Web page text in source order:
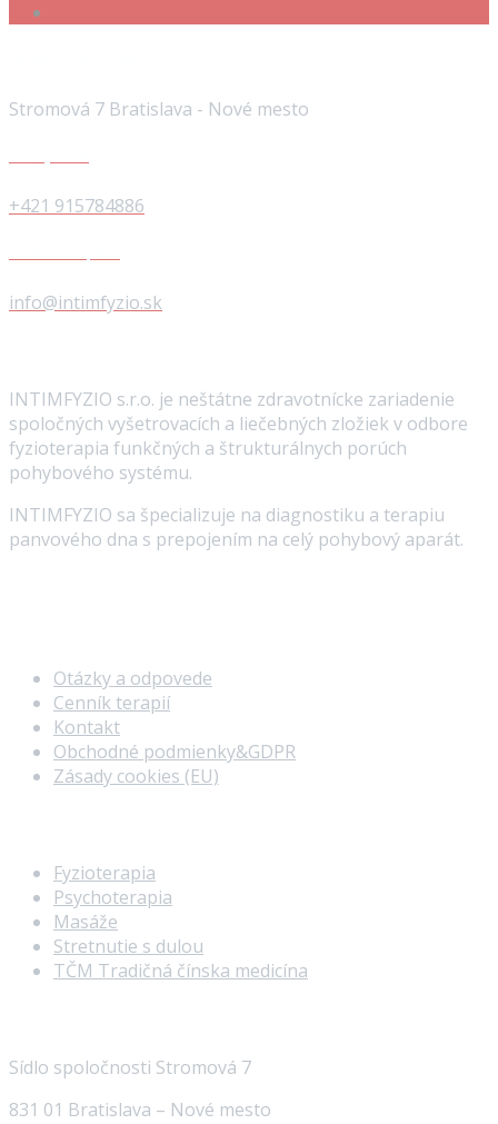
Stromová 7 Bratislava - Nové mesto
+421 915784886
info@intimfyzio.sk
INTIMFYZIO s.r.o. je neštátne zdravotnícke zariadenie
spoločných vyšetrovacích a liečebných zložiek v odbore
fyzioterapia funkčných a štrukturálnych porúch
pohybového systému.
INTIMFYZIO sa špecializuje na diagnostiku a terapiu
panvového dna s prepojením na celý pohybový aparát.
Otázky a odpovede
Cenník terapií
Kontakt
Obchodné podmienky&GDPR
Zásady cookies (EU)
Fyzioterapia
Psychoterapia
Masáže
Stretnutie s dulou
TČM Tradičná čínska medicína
Sídlo spoločnosti Stromová 7
831 01 Bratislava – Nové mesto